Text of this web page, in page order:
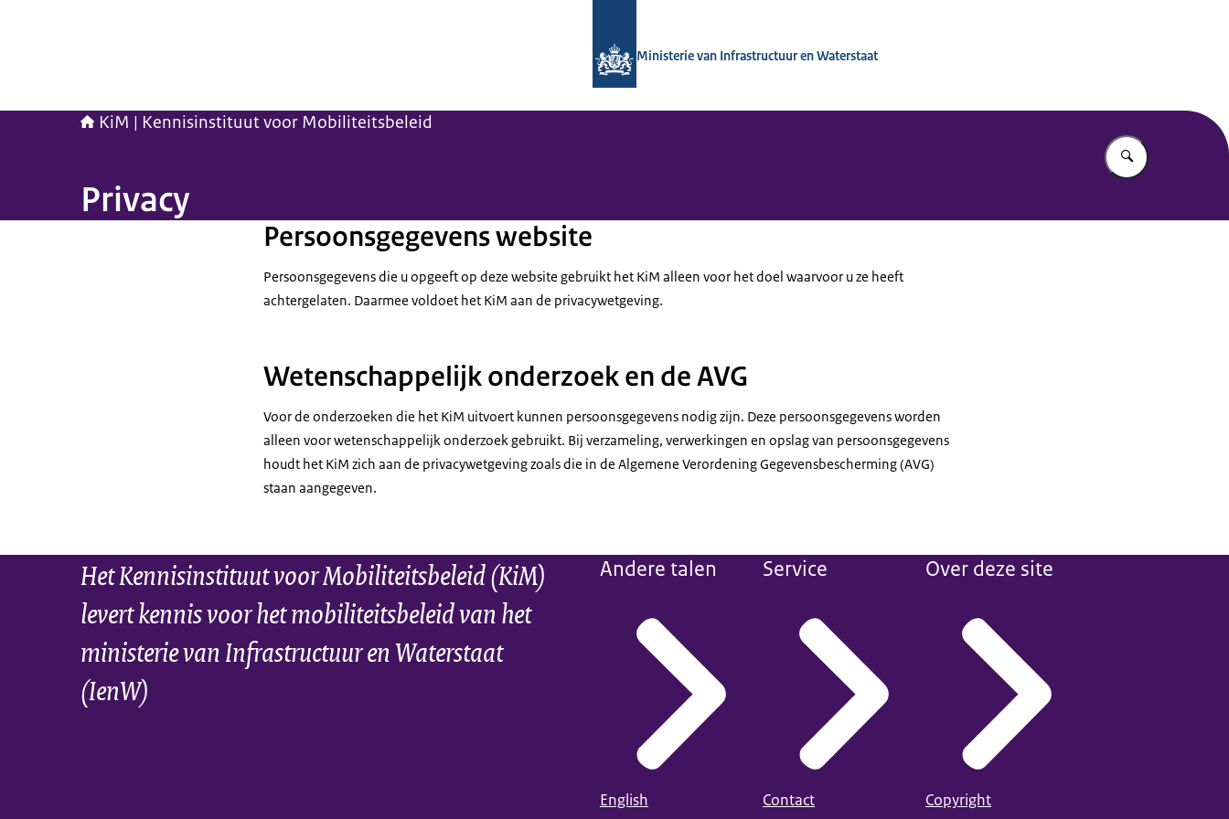
Ministerie van Infrastructuur en Waterstaat
KiM | Kennisinstituut voor Mobiliteitsbeleid
Vul in wat u
Privacy
Persoonsgegevens website
Persoonsgegevens die u opgeeft op deze website gebruikt het KiM alleen voor het doel waarvoor u ze heeft
achtergelaten. Daarmee voldoet het KiM aan de privacywetgeving.
Wetenschappelijk onderzoek en de AVG
Voor de onderzoeken die het KiM uitvoert kunnen persoonsgegevens nodig zijn. Deze persoonsgegevens worden
alleen voor wetenschappelijk onderzoek gebruikt. Bij verzameling, verwerkingen en opslag van persoonsgegevens
houdt het KiM zich aan de privacywetgeving zoals die in de Algemene Verordening Gegevensbescherming (AVG)
staan aangegeven.
Het Kennisinstituut voor Mobiliteitsbeleid (KiM)
levert kennis voor het mobiliteitsbeleid van het
ministerie van Infrastructuur en Waterstaat
(IenW)
Andere talen
English
Service
Contact
Over deze site
Copyright